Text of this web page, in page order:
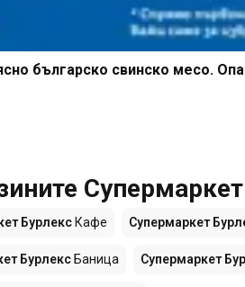
българско свинско месо.
Бурлекс Кафе Супермаркет
Бурлекс Баница Супермаркет